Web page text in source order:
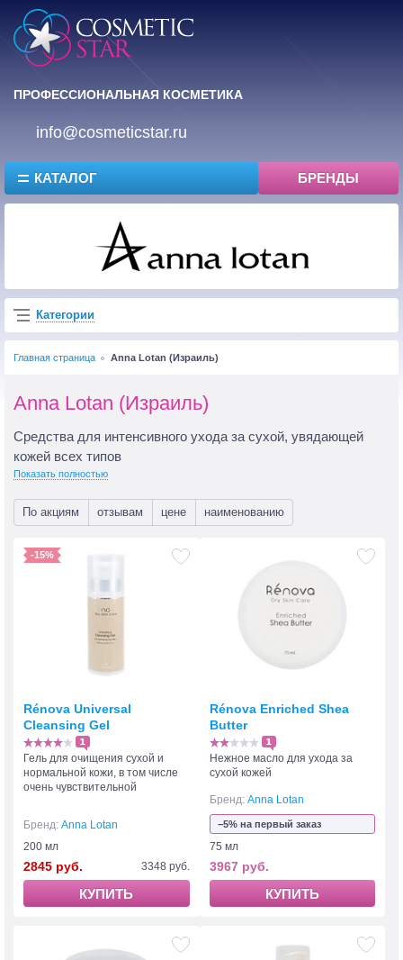
ПРОФЕССИОНАЛЬНАЯ КОСМЕТИКА
info@cosmeticstar.ru
КАТАЛОГ БРЕНДЫ
Категории
Главная страница Anna Lotan (Израиль)
Anna Lotan (Израиль)
Средства для интенсивного ухода за сухой, увядающей
кожей всех типов
Показать полностью
По акциям отзывам цене наименованию
Rénova Universal
Cleansing Gel
1
Гель для очищения сухой и
нормальной кожи, в том числе
очень чувствительной
Бренд: Anna Lotan
-15%
200 мл
2845 руб. 3348 руб.
КУПИТЬ
Rénova Enriched Shea
Butter
1
Нежное масло для ухода за
сухой кожей
Бренд: Anna Lotan
−5% на первый заказ
75 мл
3967 руб.
КУПИТЬ